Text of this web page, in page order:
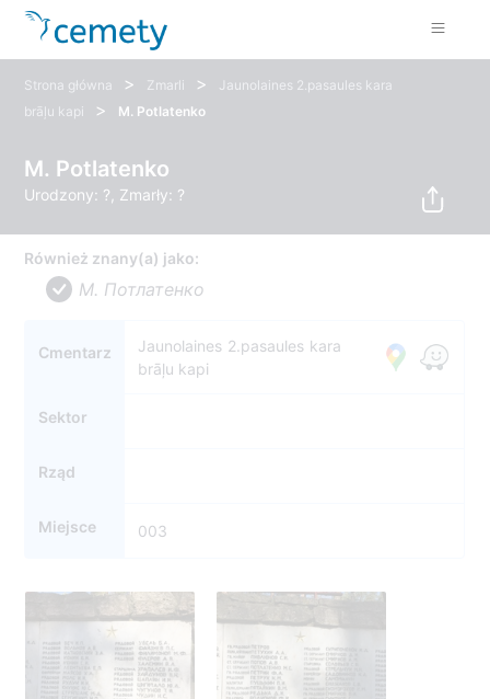
Strona główna > Zmarli >
Jaunolaines 2.pasaules kara
brāļu kapi
> M. Potlatenko
M. Potlatenko
Urodzony: ?, Zmarły: ?
Również znany(a) jako:
M. Потлатенко
Cmentarz
Jaunolaines 2.pasaules kara
brāļu kapi
Sektor
Rząd
Miejsce 003